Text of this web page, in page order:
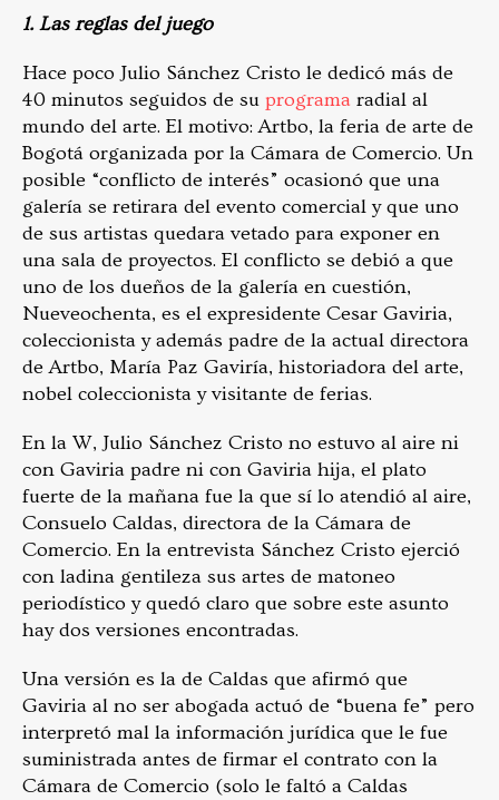
1. Las reglas del juego
Hace poco Julio Sánchez Cristo le dedicó más de
40 minutos seguidos de su programa radial al
mundo del arte. El motivo: Artbo, la feria de arte de
Bogotá organizada por la Cámara de Comercio. Un
posible “conflicto de interés” ocasionó que una
galería se retirara del evento comercial y que uno
de sus artistas quedara vetado para exponer en
una sala de proyectos. El conflicto se debió a que
uno de los dueños de la galería en cuestión,
Nueveochenta, es el expresidente Cesar Gaviria,
coleccionista y además padre de la actual directora
de Artbo, María Paz Gaviría, historiadora del arte,
nobel coleccionista y visitante de ferias.
En la W, Julio Sánchez Cristo no estuvo al aire ni
con Gaviria padre ni con Gaviria hija, el plato
fuerte de la mañana fue la que sí lo atendió al aire,
Consuelo Caldas, directora de la Cámara de
Comercio. En la entrevista Sánchez Cristo ejerció
con ladina gentileza sus artes de matoneo
periodístico y quedó claro que sobre este asunto
hay dos versiones encontradas.
Una versión es la de Caldas que afirmó que
Gaviria al no ser abogada actuó de “buena fe” pero
interpretó mal la información jurídica que le fue
suministrada antes de firmar el contrato con la
Cámara de Comercio (solo le faltó a Caldas